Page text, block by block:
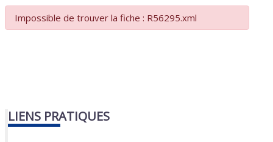
Impossible de trouver la fiche : R56295.xml
LIENS PRATIQUES